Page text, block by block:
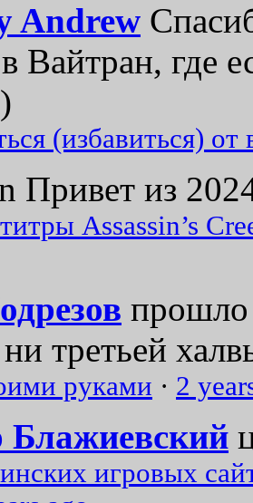
Andrew
Вайтран, где
(избавиться)
Привет из
Assassin’s
прошло
третьей
руками · 2
Блажиевский
игровых